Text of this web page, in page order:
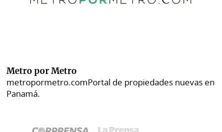
Metro por Metro
metropormetro.comPortal de propiedades nuevas en
Panamá.